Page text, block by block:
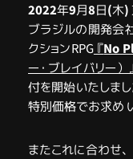
2022年9月8日(木)
ブラジルの開発会
クションRPG『No
ー・ブレイバリー）
付を開始いたしま
特別価格でお求め
またこれに合わせ